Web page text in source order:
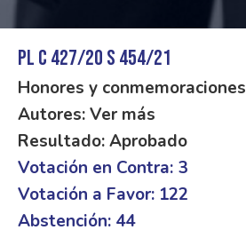
PL C 427/20 S 454/21
Honores y conmemoraciones
Autores: Ver más
Resultado: Aprobado
Votación en Contra: 3
Votación a Favor: 122
Abstención: 44